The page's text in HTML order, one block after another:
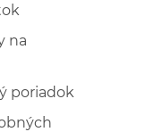
na
poriadok